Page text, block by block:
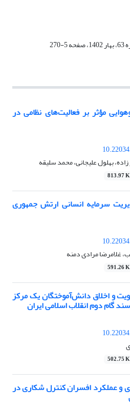
مؤثر بر فعالیت‌های نظامی در
بهلول علیجانی، محمد سلیقه
813.97 K
سرمایه انسانی ارتش جمهوری
غلامرضا مرادی دمنه
591.26 K
و اخلاق دانش‌آموختگان یک مرکز
گام دوم انقلاب اسلامی ایران
502.75 K
و عملکرد افسران کنترل شکاری در